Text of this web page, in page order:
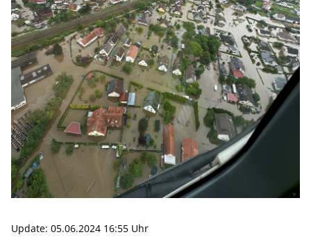
Update: 05.06.2024 16:55 Uhr